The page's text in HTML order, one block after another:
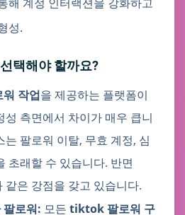
성.
택해야 할까요?
작업을 제공하는 플랫폼이
성 측면에서 차이가 매우 큽니
팔로워 이탈, 무효 계정, 심
초래할 수 있습니다. 반면
같은 강점을 갖고 있습니다.
팔로워: 모든 tiktok 팔로워 구